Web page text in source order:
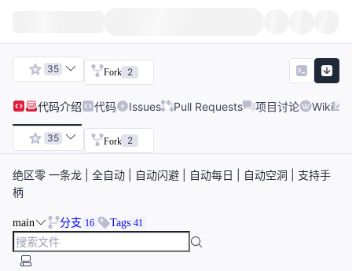
35 Fork 2
代码介绍 代码 Issues Pull Requests 项目讨论 Wiki
35 Fork 2
绝区零 一条龙 | 全自动 | 自动闪避 | 自动每日 | 自动空洞 | 支持手
柄
main 分支 16 Tags 41